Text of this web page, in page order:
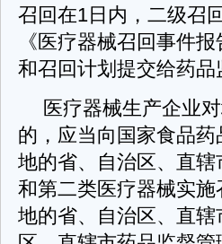
召回在1日内，二级召
《医疗器械召回事件
和召回计划提交给药品
医疗器械生产企业
的，应当向国家食品
地的省、自治区、直
和第二类医疗器械实
地的省、自治区、直